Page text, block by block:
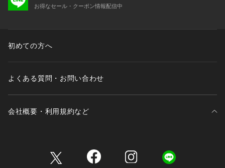
お得なセール・クーポン情報配信中
初めての方へ
よくある質問・お問い合わせ
会社概要・利用規約など